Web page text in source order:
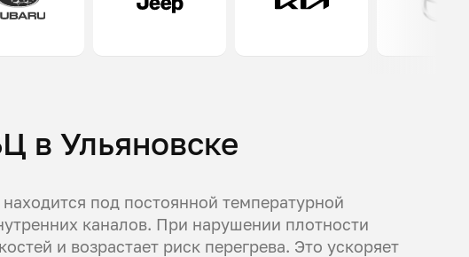
в Ульяновске
под постоянной температурной
каналов. При нарушении плотности
и возрастает риск перегрева. Это ускоряет